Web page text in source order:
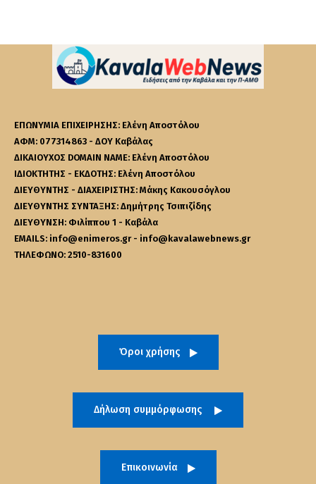
ΕΠΩΝΥΜΙΑ ΕΠΙΧΕΙΡΗΣΗΣ: Ελένη Αποστόλου
ΑΦΜ: 077314863 - ΔΟΥ Καβάλας
ΔΙΚΑΙΟΥΧΟΣ DOMAIN NAME: Ελένη Αποστόλου
ΙΔΙΟΚΤΗΤΗΣ - ΕΚΔΟΤΗΣ: Ελένη Αποστόλου
ΔΙΕΥΘΥΝΤΗΣ - ΔΙΑΧΕΙΡΙΣΤΗΣ: Μάκης Κακουσόγλου
ΔΙΕΥΘΥΝΤΗΣ ΣΥΝΤΑΞΗΣ: Δημήτρης Τσιπιζίδης
ΔΙΕΥΘΥΝΣΗ: Φιλίππου 1 - Καβάλα
EMAILS: info@enimeros.gr - info@kavalawebnews.gr
ΤΗΛΕΦΩΝΟ: 2510-831600
Όροι χρήσης
Δήλωση συμμόρφωσης
Επικοινωνία